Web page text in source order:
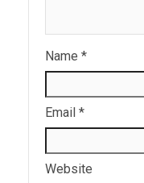
Name *
Email *
Website